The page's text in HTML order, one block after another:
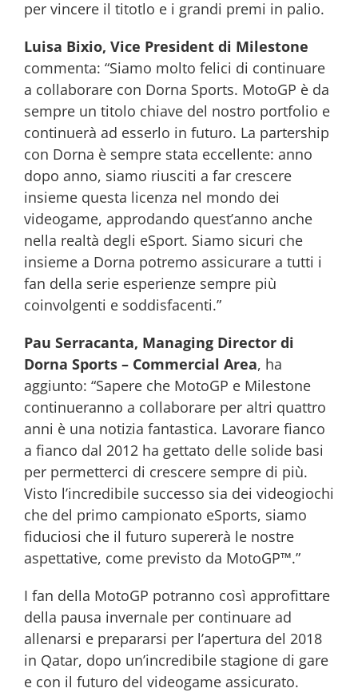
per vincere il titotlo e i grandi premi in palio.
Luisa Bixio, Vice President di Milestone
commenta: “Siamo molto felici di continuare
a collaborare con Dorna Sports. MotoGP è da
sempre un titolo chiave del nostro portfolio e
continuerà ad esserlo in futuro. La partership
con Dorna è sempre stata eccellente: anno
dopo anno, siamo riusciti a far crescere
insieme questa licenza nel mondo dei
videogame, approdando quest’anno anche
nella realtà degli eSport. Siamo sicuri che
insieme a Dorna potremo assicurare a tutti i
fan della serie esperienze sempre più
coinvolgenti e soddisfacenti.”
Pau Serracanta, Managing Director di
Dorna Sports – Commercial Area, ha
aggiunto: “Sapere che MotoGP e Milestone
continueranno a collaborare per altri quattro
anni è una notizia fantastica. Lavorare fianco
a fianco dal 2012 ha gettato delle solide basi
per permetterci di crescere sempre di più.
Visto l’incredibile successo sia dei videogiochi
che del primo campionato eSports, siamo
fiduciosi che il futuro supererà le nostre
aspettative, come previsto da MotoGP™.”
I fan della MotoGP potranno così approfittare
della pausa invernale per continuare ad
allenarsi e prepararsi per l’apertura del 2018
in Qatar, dopo un’incredibile stagione di gare
e con il futuro del videogame assicurato.